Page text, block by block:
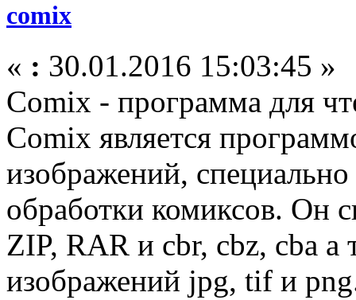
comix
« : 30.01.2016 15:03:45 »
Comix - программа для
Comix является
изображений,
обработки комиксов. Он
ZIP, RAR и cbr, cbz, cba
изображений jpg, tif и